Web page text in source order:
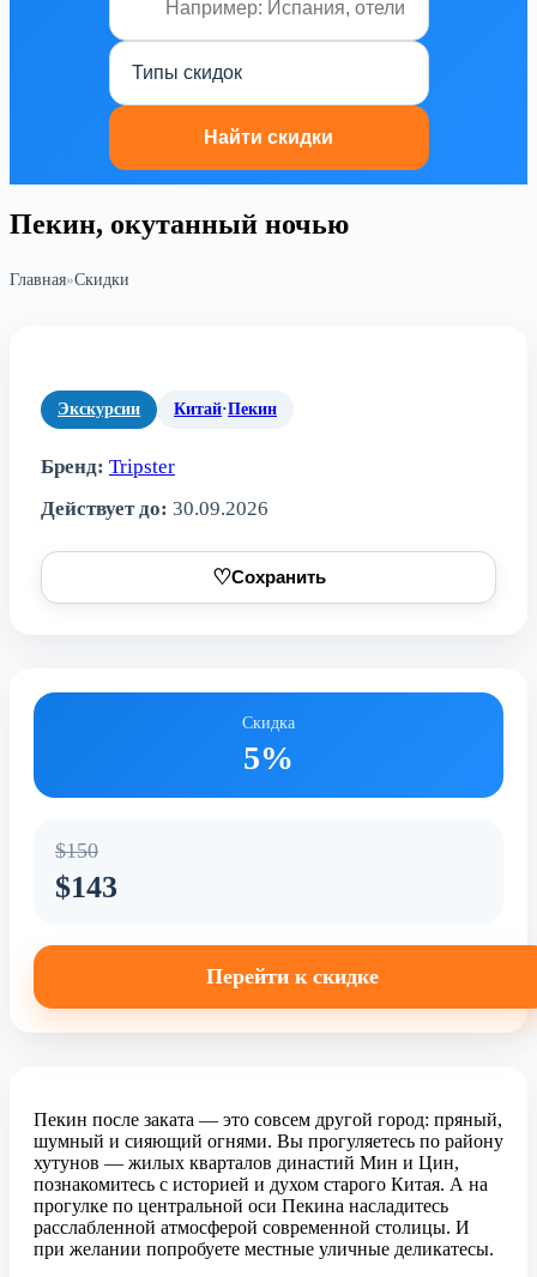
Пекин, окутанный ночью
Главная»Скидки
Экскурсии Китай·Пекин
Бренд: Tripster
Действует до: 30.09.2026
♡Сохранить
Скидка
5%
$150
$143
Перейти к скидке
Пекин после заката — это совсем другой город: пряный,
шумный и сияющий огнями. Вы прогуляетесь по району
хутунов — жилых кварталов династий Мин и Цин,
познакомитесь с историей и духом старого Китая. А на
прогулке по центральной оси Пекина насладитесь
расслабленной атмосферой современной столицы. И
при желании попробуете местные уличные деликатесы.